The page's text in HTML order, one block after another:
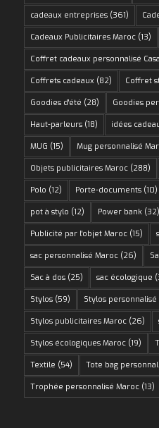
cadeaux entreprises(361)
Cadeaux Publicitaires Maroc(13)
Coffret cadeaux personnalisé
Coffrets cadeaux (82) Coffret
Goodies d'été (28) Goodies
Haut-parleurs(18) idées
MUG (15) Mug personnalisé
Objets publicitaires Maroc(288)
Polo (12) Porte-documents(10)
pot à stylo (12) Power bank(32)
Publicité par l'objet Maroc(15)
sac personnalisé Maroc(26)
Sac à dos(25) sac écologique
Stylos(59) Stylos personnalisé
Stylos publicitaires Maroc(26)
Stylos écologiques Maroc(19)
Textile (54) Tote bag
Trophée personnalisé Maroc(13)